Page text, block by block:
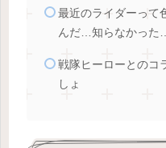
最近のライダーって
んだ…知らなかった…
戦隊ヒーローとのコ
しょ